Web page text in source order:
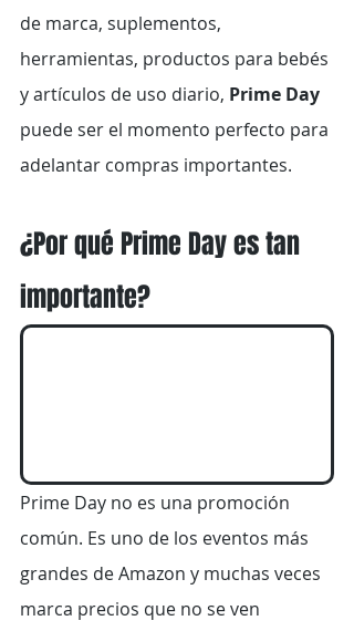
de marca, suplementos,
herramientas, productos para bebés
y artículos de uso diario, Prime Day
puede ser el momento perfecto para
adelantar compras importantes.
¿Por qué Prime Day es tan
importante?
Prime Day no es una promoción
común. Es uno de los eventos más
grandes de Amazon y muchas veces
marca precios que no se ven